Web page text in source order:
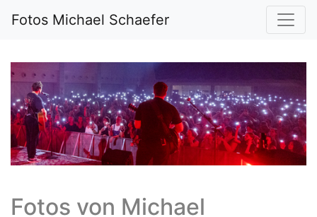
Fotos Michael Schaefer
Fotos von Michael